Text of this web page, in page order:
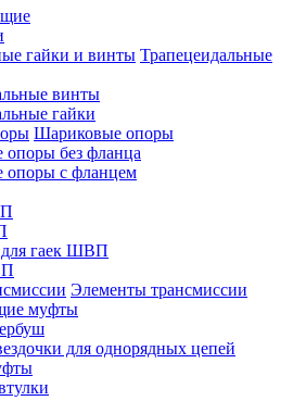
Трапецеидальные
винты
гайки
Шариковые опоры
без фланца
опоры с фланцем
для гаек ШВП
Элементы трансмиссии
муфты
для однорядных цепей